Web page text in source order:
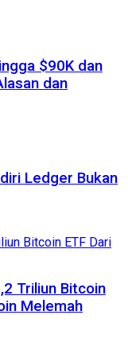
$90K dan
dan
Ledger Bukan
Triliun Bitcoin
Melemah